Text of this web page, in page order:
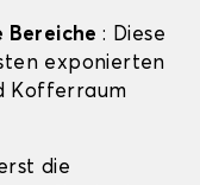
Bereiche: Diese
exponierten
Kofferraum
die